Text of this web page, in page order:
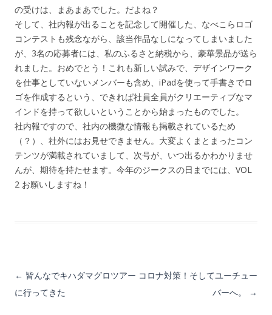
の受けは、まあまあでした。だよね？
そして、社内報が出ることを記念して開催した、なべこらロゴ
コンテストも残念ながら、該当作品なしになってしまいました
が、3名の応募者には、私のふるさと納税から、豪華景品が送ら
れました。おめでとう！これも新しい試みで、デザインワーク
を仕事としていないメンバーも含め、iPadを使って手書きでロ
ゴを作成するという、できれば社員全員がクリエーティブなマ
インドを持って欲しいということから始まったものでした。
社内報ですので、社内の機微な情報も掲載されているため
（？）、社外にはお見せできません。大変よくまとまったコン
テンツが満載されていまして、次号が、いつ出るかわかりませ
んが、期待を持たせます。今年のジークスの日までには、VOL
2 お願いしますね！
投稿ナビゲーション
← 皆んなでキハダマグロツアー
に行ってきた
コロナ対策！そしてユーチュー
バーへ。
→